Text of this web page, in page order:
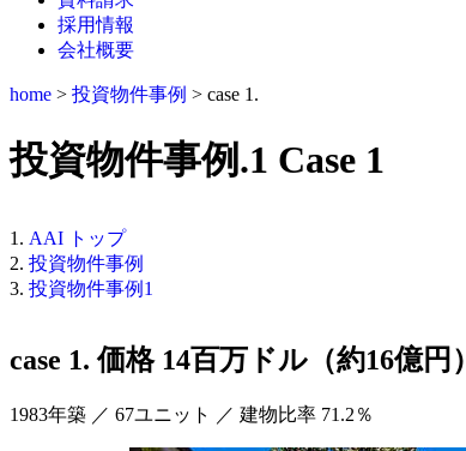
採用情報
会社概要
home > 投資物件事例 > case 1.
投資物件事例.1 Case 1
AAI トップ
投資物件事例
投資物件事例1
case 1. 価格 14百万ドル（約16億円）
1983年築 ／ 67ユニット ／ 建物比率 71.2％